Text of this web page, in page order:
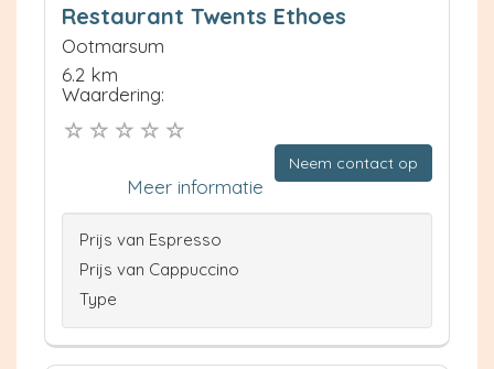
Restaurant Twents Ethoes
Ootmarsum
6.2 km
Waardering:
Neem contact op
Meer informatie
Prijs van Espresso
Prijs van Cappuccino
Type